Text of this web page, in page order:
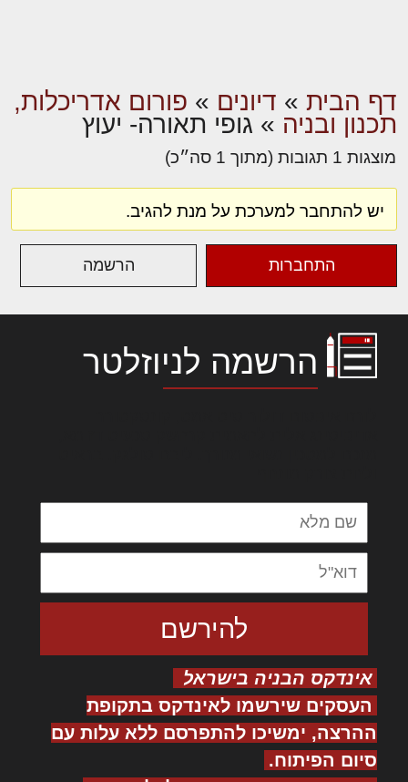
דף הבית » דיונים » פורום אדריכלות,
תכנון ובניה » גופי תאורה- יעוץ
מוצגות 1 תגובות (מתוך 1 סה״כ)
יש להתחבר למערכת על מנת להגיב.
התחברות הרשמה
הרשמה לניוזלטר
אינדקס הבניה בישראל
העסקים שירשמו לאינדקס בתקופת
ההרצה, ימשיכו להתפרסם ללא עלות עם
סיום הפיתוח.